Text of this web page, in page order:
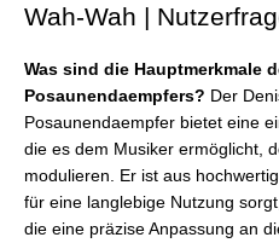
Wah-Wah |
Was sind die Hauptmerkmale
Posaunendaempfers? Der
Posaunendaempfer bietet eine
die es dem Musiker ermöglicht,
modulieren. Er ist aus
für eine langlebige Nutzung
die eine präzise Anpassung an